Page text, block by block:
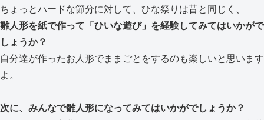
ちょっとハードな節分に対して、ひな祭りは昔と同じく、
雛人形を紙で作って「ひいな遊び」を経験してみてはいかがで
しょうか？
自分達が作ったお人形でままごとをするのも楽しいと思います
よ。
次に、みんなで雛人形になってみてはいかがでしょうか？